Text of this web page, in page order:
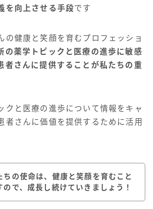
を向上させる手段です
の健康と笑顔を育むプロフェッショ
の薬学トピックと医療の進歩に敏感
者さんに提供することが私たちの重
クと医療の進歩について情報をキャ
者さんに価値を提供するために活用
ちの使命は、健康と笑顔を育むこと
ので、成長し続けていきましょう！